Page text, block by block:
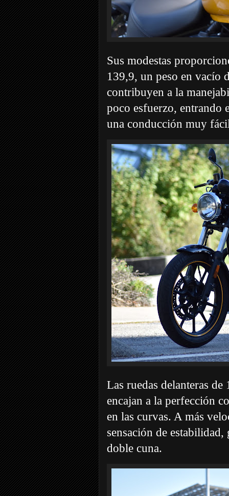
Sus modestas
139,9, un peso en vacío
contribuyen a la
poco esfuerzo, entrando
una conducción muy
Las ruedas delanteras
encajan a la perfección
en las curvas. A más
sensación de estabilidad,
doble cuna.